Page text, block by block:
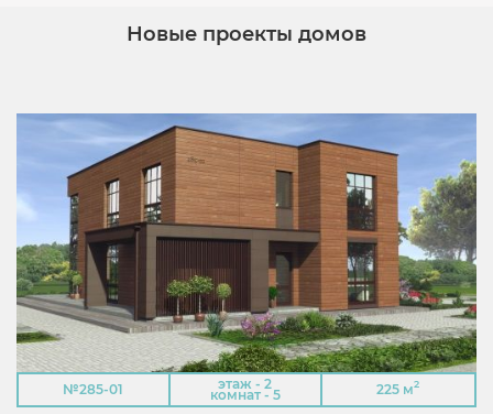
Новые проекты домов
№285-01 этаж - 2
комнат - 5 225 м2